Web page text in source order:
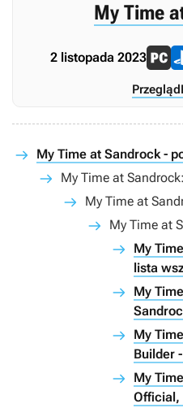
My Time
2 listopada 2023
Przegląd
My Time at Sandrock -
My Time at
My Time at
My Time at
My
lista
My
My
Builder
My
Official,